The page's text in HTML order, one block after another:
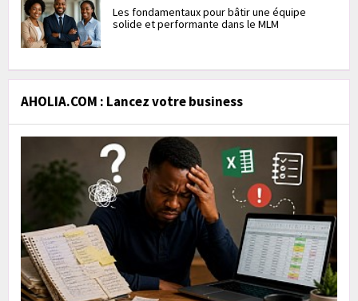
Les fondamentaux pour bâtir une équipe
solide et performante dans le MLM
AHOLIA.COM : Lancez votre business